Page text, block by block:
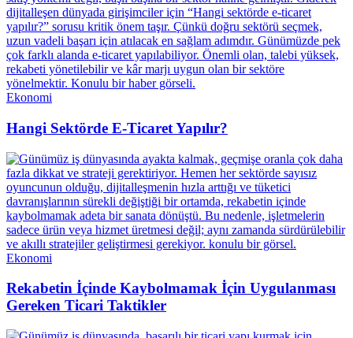
Ekonomi
Hangi Sektörde E-Ticaret Yapılır?
Ekonomi
Rekabetin İçinde Kaybolmamak İçin Uygulanması
Gereken Ticari Taktikler